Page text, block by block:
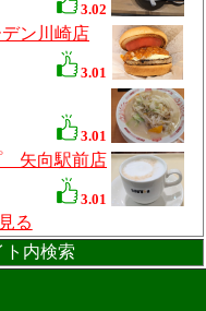
3.02
ン川崎店
3.01
3.01
矢向駅前店
3.01
る
ト内検索